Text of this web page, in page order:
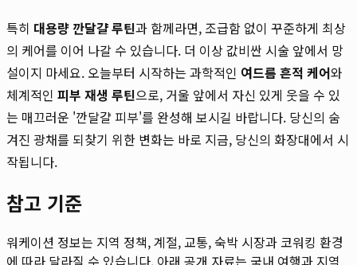
특히 대용량 깐달걀 루틴과 함께라면, 조급함 없이 꾸준하게 최상
의 케어를 이어 나갈 수 있습니다. 더 이상 값비싼 시술 앞에서 망
설이지 마세요. 오늘부터 시작하는 과학적인 여드름 흔적 케어와
체계적인 피부 재생 루틴으로, 거울 앞에서 자신 있게 웃을 수 있
는 매끄러운 '깐달걀 피부'를 완성해 보시길 바랍니다. 당신의 숨
겨진 광채를 되찾기 위한 변화는 바로 지금, 당신의 화장대에서 시
작됩니다.
참고 기준
워케이션 정보는 지역 정책, 계절, 교통, 숙박 시장과 코워킹 환경
에 따라 달라질 수 있습니다. 아래 공개 자료는 국내 여행과 지역